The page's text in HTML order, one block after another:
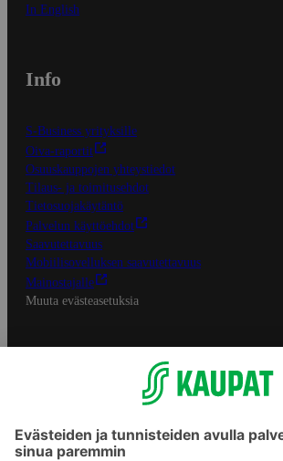
In English
Info
S-Business yrityksille
Oiva-raportit
Osuuskauppojen yhteystiedot
Tilaus- ja toimitusehdot
Tietosuojakäytäntö
Palvelun käyttöehdot
Saavutettavuus
Mobiilisovelluksen saavutettavuus
Mainostajalle
Muuta evästeasetuksia
S-ryhmän palvelut
Asiakasomistajuus